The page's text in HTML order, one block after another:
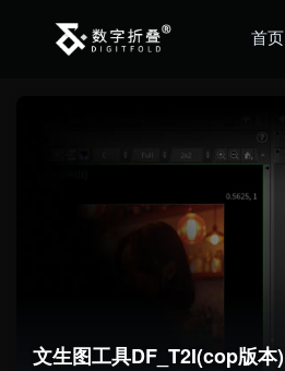
首页
文生图工具DF_T2I(cop版本)